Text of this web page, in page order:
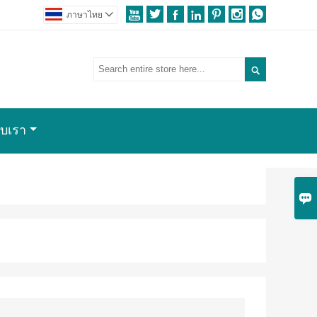

      
ภาษาไทย 

เรา